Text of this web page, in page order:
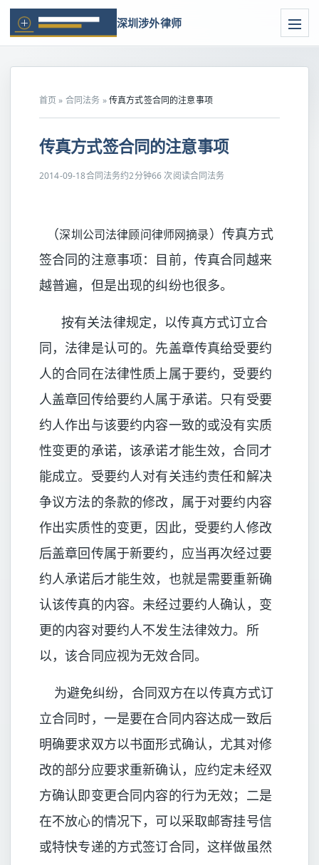
深圳涉外律师
首页 » 合同法务 »传真方式签合同的注意事项
传真方式签合同的注意事项
2014-09-18合同法务约2分钟66 次阅读合同法务
（深圳公司法律顾问律师 网摘录 ）传真方式
签合同的注意事项：目前，传真合同越来
越普遍，但是出现的纠纷也很多。
按有关法律规定，以传真方式订立合
同，法律是认可的。先盖章传真给受要约
人的合同在法律性质上属于要约，受要约
人盖章回传给要约人属于承诺。只有受要
约人作出与该要约内容一致的或没有实质
性变更的承诺，该承诺才能生效，合同才
能成立。受要约人对有关违约责任和解决
争议方法的条款的修改，属于对要约内容
作出实质性的变更，因此，受要约人修改
后盖章回传属于新要约，应当再次经过要
约人承诺后才能生效，也就是需要重新确
认该传真的内容。未经过要约人确认，变
更的内容对要约人不发生法律效力。所
以，该合同应视为无效合同。
为避免纠纷，合同双方在以传真方式订
立合同时，一是要在合同内容达成一致后
明确要求双方以书面形式确认，尤其对修
改的部分应要求重新确认，应约定未经双
方确认即变更合同内容的行为无效；二是
在不放心的情况下，可以采取邮寄挂号信
或特快专递的方式签订合同，这样做虽然